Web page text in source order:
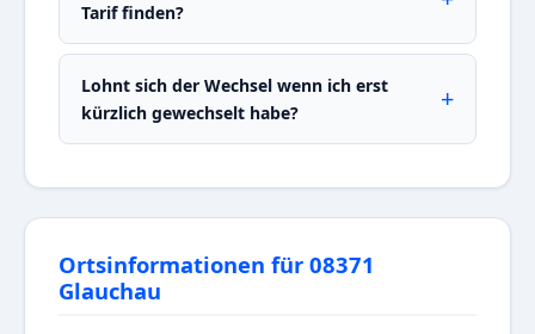
Tarif finden?
Lohnt sich der Wechsel wenn ich erst
kürzlich gewechselt habe?
Ortsinformationen für 08371
Glauchau